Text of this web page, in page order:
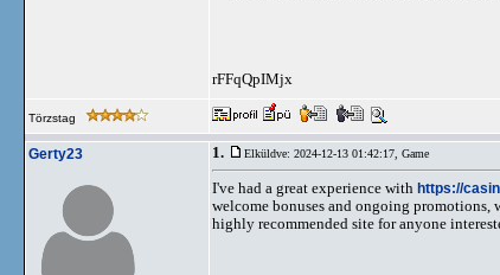
rFFqQpIMjx
Törzstag
Gerty23 1. Elküldve: 2024-12-13 01:42:17, Game
I've had a great experience with https://
welcome bonuses and ongoing promotions,
highly recommended site for anyone